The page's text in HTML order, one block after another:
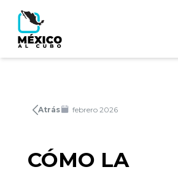
Atrás febrero 2026
CÓMO LA